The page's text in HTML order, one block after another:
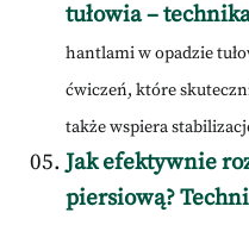
tułowia –
hantlami w opadzie
ćwiczeń, które
także wspiera
Jak efektywnie
piersiową?